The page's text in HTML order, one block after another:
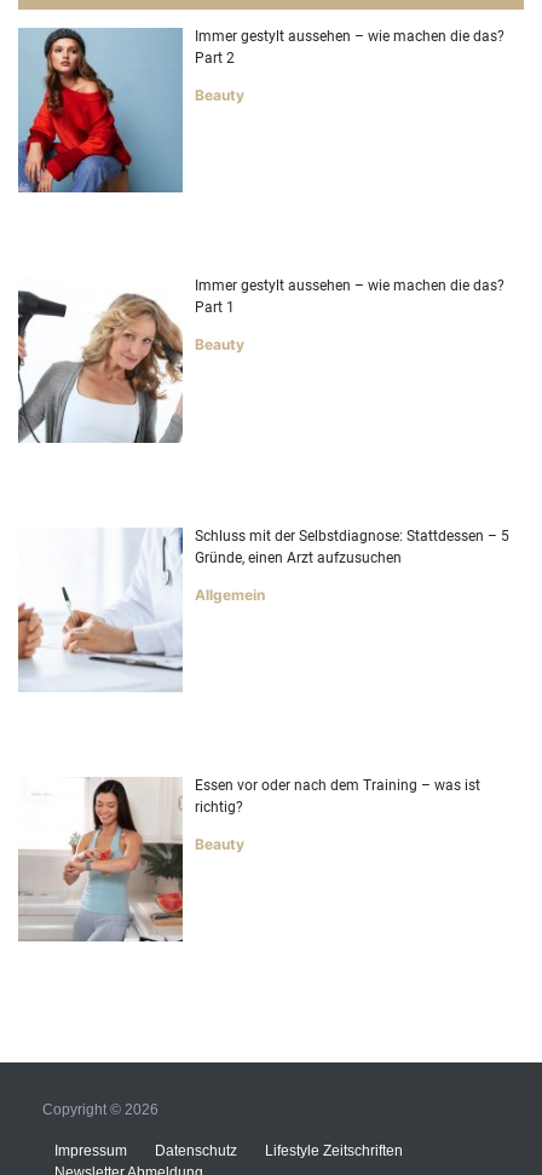
Immer gestylt aussehen – wie machen die das?
Part 2
Beauty
Immer gestylt aussehen – wie machen die das?
Part 1
Beauty
Schluss mit der Selbstdiagnose: Stattdessen – 5
Gründe, einen Arzt aufzusuchen
Allgemein
Essen vor oder nach dem Training – was ist
richtig?
Beauty
Copyright © 2026
Impressum Datenschutz
Lifestyle Zeitschriften